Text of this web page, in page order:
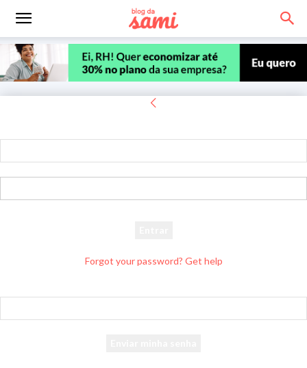
Forgot your password? Get help